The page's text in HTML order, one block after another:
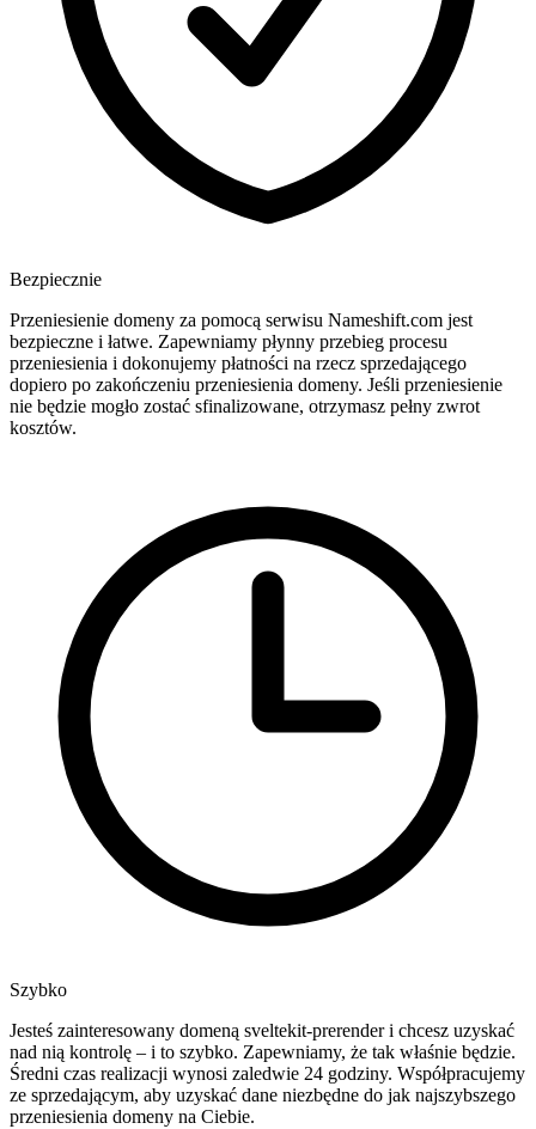
Bezpiecznie
Przeniesienie domeny za pomocą serwisu Nameshift.com jest
bezpieczne i łatwe. Zapewniamy płynny przebieg procesu
przeniesienia i dokonujemy płatności na rzecz sprzedającego
dopiero po zakończeniu przeniesienia domeny. Jeśli przeniesienie
nie będzie mogło zostać sfinalizowane, otrzymasz pełny zwrot
kosztów.
Szybko
Jesteś zainteresowany domeną sveltekit-prerender i chcesz uzyskać
nad nią kontrolę – i to szybko. Zapewniamy, że tak właśnie będzie.
Średni czas realizacji wynosi zaledwie 24 godziny. Współpracujemy
ze sprzedającym, aby uzyskać dane niezbędne do jak najszybszego
przeniesienia domeny na Ciebie.